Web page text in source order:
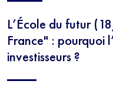
L’École du futur
France" : pourquoi
investisseurs ?